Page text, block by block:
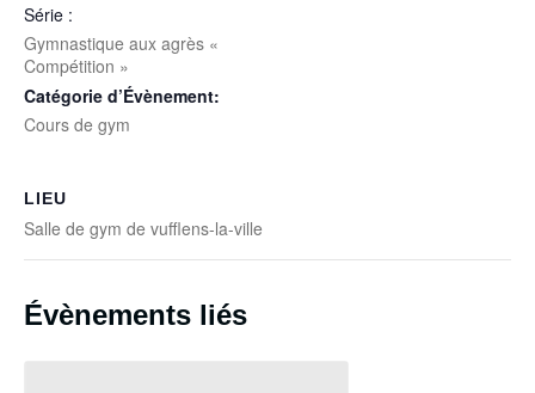
Série :
Gymnastique aux agrès «
Compétition »
Catégorie d’Évènement:
Cours de gym
LIEU
Salle de gym de vufflens-la-ville
Évènements liés